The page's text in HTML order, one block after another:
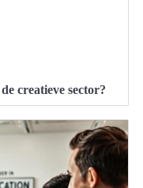
creatieve sector?